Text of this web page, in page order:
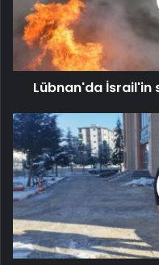
Lübnan'da İsrail'in